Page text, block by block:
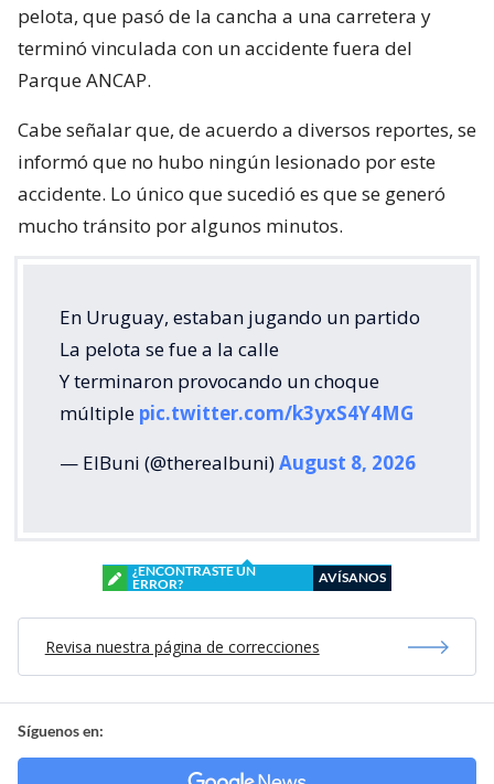
pelota, que pasó de la cancha a una carretera y
terminó vinculada con un accidente fuera del
Parque ANCAP.
Cabe señalar que, de acuerdo a diversos reportes, se
informó que no hubo ningún lesionado por este
accidente. Lo único que sucedió es que se generó
mucho tránsito por algunos minutos.
En Uruguay, estaban jugando un partido
La pelota se fue a la calle
Y terminaron provocando un choque
múltiple pic.twitter.com/k3yxS4Y4MG
— ElBuni (@therealbuni)August 8, 2026
¿ENCONTRASTE UN
ERROR?
AVÍSANOS
Revisa nuestra página de correcciones
Síguenos en: